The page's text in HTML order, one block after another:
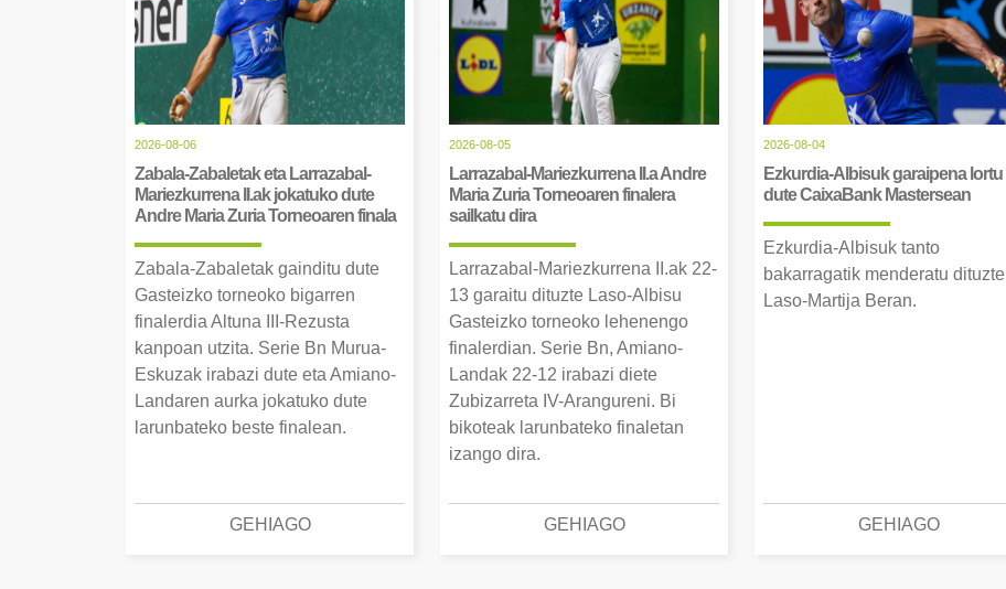
2026-08-06
Zabala-Zabaletak eta Larrazabal-
Mariezkurrena II.ak jokatuko dute
Andre Maria Zuria Torneoaren finala
Zabala-Zabaletak gainditu dute
Gasteizko torneoko bigarren
finalerdia Altuna III-Rezusta
kanpoan utzita. Serie Bn Murua-
Eskuzak irabazi dute eta Amiano-
Landaren aurka jokatuko dute
larunbateko beste finalean.
GEHIAGO
2026-08-05
Larrazabal-Mariezkurrena II.a Andre
Maria Zuria Torneoaren finalera
sailkatu dira
Larrazabal-Mariezkurrena II.ak 22-
13 garaitu dituzte Laso-Albisu
Gasteizko torneoko lehenengo
finalerdian. Serie Bn, Amiano-
Landak 22-12 irabazi diete
Zubizarreta IV-Arangureni. Bi
bikoteak larunbateko finaletan
izango dira.
GEHIAGO
2026-08-04
Ezkurdia-Albisuk garaipena lortu
dute CaixaBank Mastersean
Ezkurdia-Albisuk tanto
bakarragatik menderatu dituzte
Laso-Martija Beran.
GEHIAGO